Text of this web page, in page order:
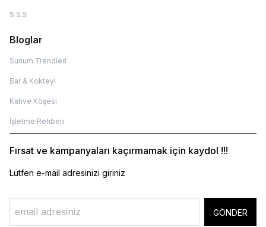
S.S.S
Bloglar
Sunum Trendleri
Bar & Kokteyl
Kahve Köşesi
İşletme Rehberi
Fırsat ve kampanyaları kaçırmamak için kaydol !!!
Lütfen e-mail adresinizi giriniz
GÖNDER